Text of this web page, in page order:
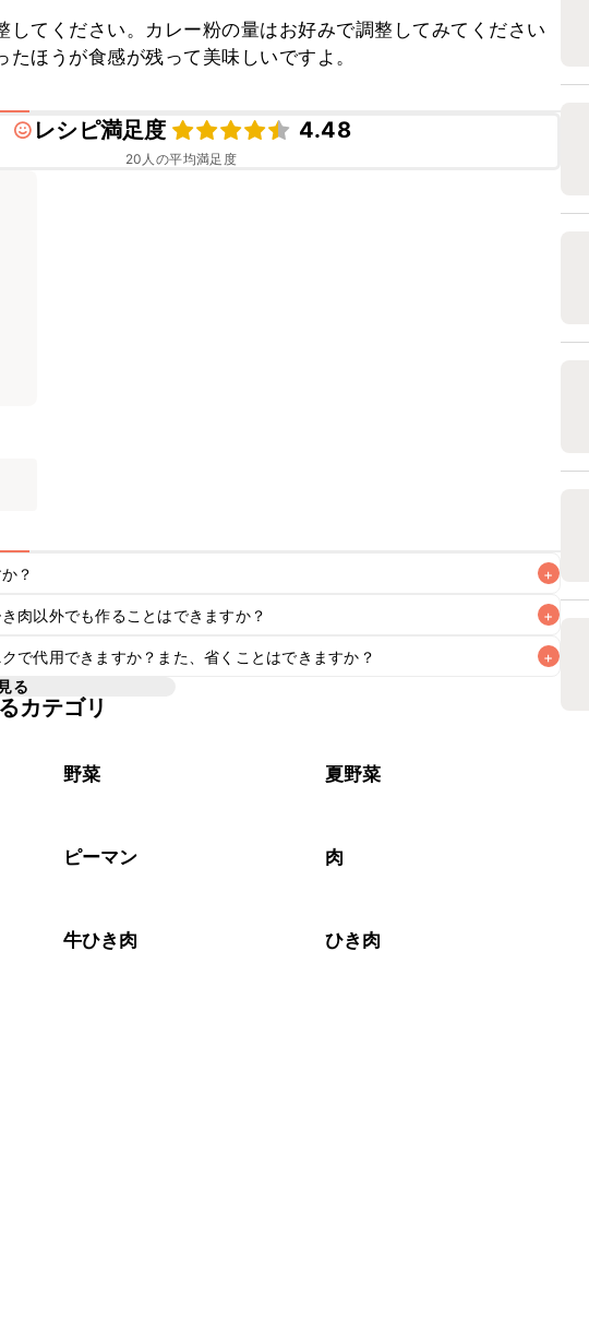
してください。カレー粉の量はお好みで調整してみてください
ほうが食感が残って美味しいですよ。
レシピ満足度
4.48
20 人の平均満足度
？ +
目安です。なるべくお早めにお召し上がりください。
ら
肉以外でも作ることはできますか？ +
で代用できますか？また、省くことはできますか？ +
で代用できます。レシピと同量を目安に、お好みの風味になるようご調
る
カテゴリ
野菜 夏野菜
ピーマン 肉
牛ひき肉 ひき肉